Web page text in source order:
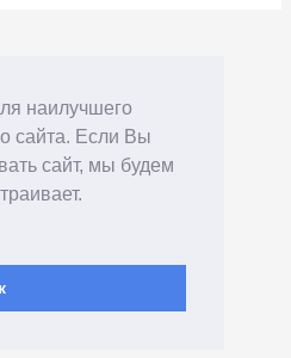
наилучшего
сайта. Если Вы
сайт, мы будем